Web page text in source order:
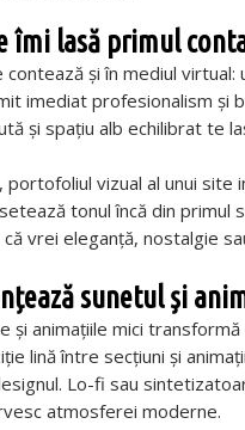
îmi lasă primul
contează și în mediul
imediat profesionalism și
și spațiu alb echilibrat te
portofoliul vizual al unui
tonul încă din primul
vrei eleganță, nostalgie
sunetul și
și animațiile mici
lină între secțiuni și
Lo-fi sau
atmosferei moderne.